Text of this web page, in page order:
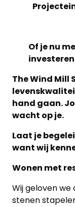
Of je nu
The Wind Mill
hand gaan.
wacht op je.
Laat je
want wij
Wonen met
Wij geloven
stenen